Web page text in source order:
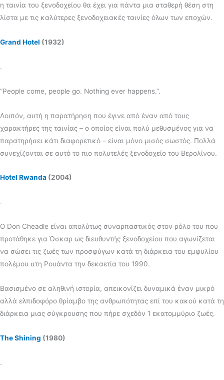
η ταινία του ξενοδοχείου θα έχει για πάντα μια σταθερή θέση στη
λίστα με τις καλύτερες ξενοδοχειακές ταινίες όλων των εποχών.
Grand Hotel (1932)
.
“People come, people go. Nothing ever happens.”.
Λοιπόν, αυτή η παρατήρηση που έγινε από έναν από τους
χαρακτήρες της ταινίας – ο οποίος είναι πολύ μεθυσμένος για να
παρατηρήσει κάτι διαφορετικό – είναι μόνο μισός σωστός. Πολλά
συνεχίζονται σε αυτό το πιο πολυτελές ξενοδοχείο του Βερολίνου.
Hotel Rwanda (2004)
.
Ο Don Cheadle είναι απολύτως συναρπαστικός στον ρόλο του που
προτάθηκε για Όσκαρ ως διευθυντής ξενοδοχείου που αγωνίζεται
να σώσει τις ζωές των προσφύγων κατά τη διάρκεια του εμφυλίου
πολέμου στη Ρουάντα την δεκαετία του 1990.
Βασισμένο σε αληθινή ιστορία, απεικονίζει δυναμικά έναν μικρό
αλλά ελπιδοφόρο θρίαμβο της ανθρωπότητας επί του κακού κατά τη
διάρκεια μιας σύγκρουσης που πήρε σχεδόν 1 εκατομμύριο ζωές.
The Shining (1980)
.